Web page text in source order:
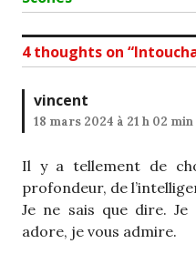
post:
4 thoughts on “
vincent
18 mars 2024 à 21 h 02 min
Il y a tellement de
profondeur, de
Je ne sais que dire.
adore, je vous admire.